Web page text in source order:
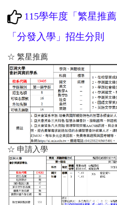
115學年度 「 繁星推薦
「分發入學」招生分則
☆ 繁星推薦
☆ 申請入學